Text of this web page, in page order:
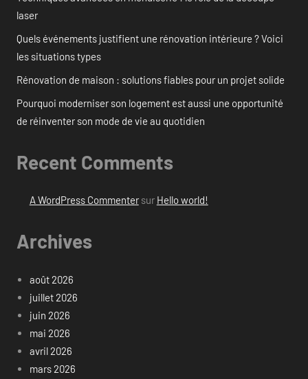
laser
Quels événements justifient une rénovation intérieure ? Voici
les situations types
Rénovation de maison : solutions fiables pour un projet solide
Pourquoi moderniser son logement est aussi une opportunité
de réinventer son mode de vie au quotidien
Recent Comments
A WordPress Commentersur Hello world!
Archives
août 2026
juillet 2026
juin 2026
mai 2026
avril 2026
mars 2026